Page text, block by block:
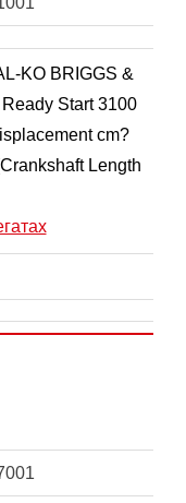
KO BRIGGS &
Start 3100
cm?
Length